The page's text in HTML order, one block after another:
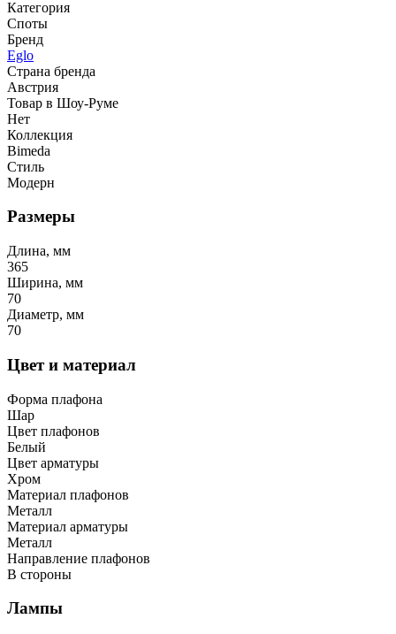
Категория
Споты
Бренд
Eglo
Страна бренда
Австрия
Товар в Шоу-Руме
Нет
Коллекция
Bimeda
Стиль
Модерн
Размеры
Длина, мм
365
Ширина, мм
70
Диаметр, мм
70
Цвет и материал
Форма плафона
Шар
Цвет плафонов
Белый
Цвет арматуры
Хром
Материал плафонов
Металл
Материал арматуры
Металл
Направление плафонов
В стороны
Лампы